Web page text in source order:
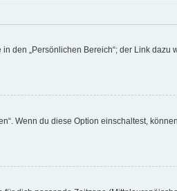
den „Persönlichen Bereich“; der Link dazu
Wenn du diese Option einschaltest,